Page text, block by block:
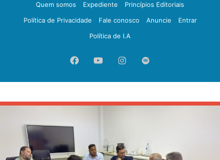
Quem somos
Expediente
Princípios Editoriais
Política de Privacidade
Fale conosco Anuncie
Entrar
Política de I.A
FacebookYouTubeInstagram
Spotify